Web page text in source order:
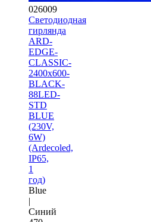
026009
Светодиодная
гирлянда
ARD-
EDGE-
CLASSIC-
2400x600-
BLACK-
88LED-
STD
BLUE
(230V,
6W)
(Ardecoled,
IP65,
1
год)
Blue
|
Синий